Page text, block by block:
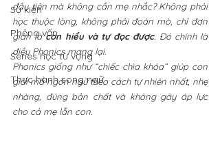
Sự kiện
Phỏng vấn
Series học từ vựng
Thực hành song ngữ
đầu tiên mà không cần mẹ nhắc? Không phải
học thuộc lòng, không phải đoán mò, chỉ đơn
giản là con hiểu và tự đọc được. Đó chính là
điều Phonics mang lại.
Phonics giống như “chiếc chìa khóa” giúp con
giải mã ngôn ngữ theo cách tự nhiên nhất, nhẹ
nhàng, đúng bản chất và không gây áp lực
cho cả mẹ lẫn con.